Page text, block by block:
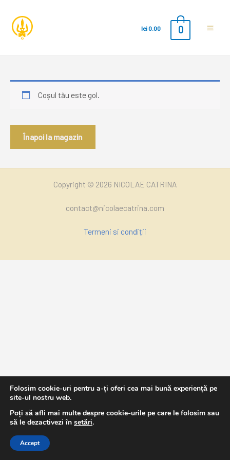
lei0.00 0
Coșul tău este gol.
Înapoi la magazin
Copyright © 2026 NICOLAE CATRINA
contact@nicolaecatrina.com
Termeni si condiții
Folosim cookie-uri pentru a-ți oferi cea mai bună experiență pe
site-ul nostru web.
Poți să afli mai multe despre cookie-urile pe care le folosim sau
să le dezactivezi în setări.
Accept